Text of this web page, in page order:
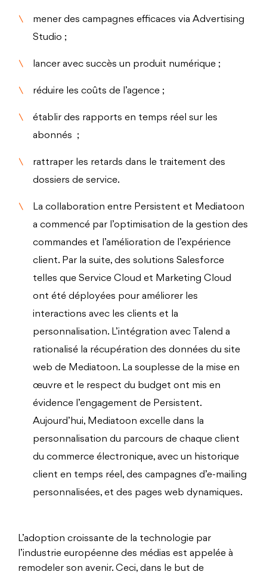
mener des campagnes efficaces via Advertising
Studio ;
lancer avec succès un produit numérique ;
réduire les coûts de l’agence ;
établir des rapports en temps réel sur les
abonnés ;
rattraper les retards dans le traitement des
dossiers de service.
La collaboration entre Persistent et Mediatoon
a commencé par l’optimisation de la gestion des
commandes et l’amélioration de l’expérience
client. Par la suite, des solutions Salesforce
telles que Service Cloud et Marketing Cloud
ont été déployées pour améliorer les
interactions avec les clients et la
personnalisation. L’intégration avec Talend a
rationalisé la récupération des données du site
web de Mediatoon. La souplesse de la mise en
œuvre et le respect du budget ont mis en
évidence l’engagement de Persistent.
Aujourd’hui, Mediatoon excelle dans la
personnalisation du parcours de chaque client
du commerce électronique, avec un historique
client en temps réel, des campagnes d’e-mailing
personnalisées, et des pages web dynamiques.
L’adoption croissante de la technologie par
l’industrie européenne des médias est appelée à
remodeler son avenir. Ceci, dans le but de